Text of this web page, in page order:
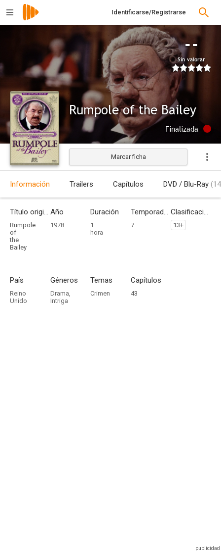
Identificarse/Registrarse
--
Sin valorar
Rumpole of the Bailey
Finalizada
Marcar ficha
Información Trailers Capítulos DVD / Blu-Ray
Título original
Rumpole
of
the
Bailey
Año
1978
Duración
1
hora
Temporadas
7
Clasificación por edades
13+
País
Reino
Unido
Géneros
Drama,
Intriga
Temas
Crimen
Capítulos
43